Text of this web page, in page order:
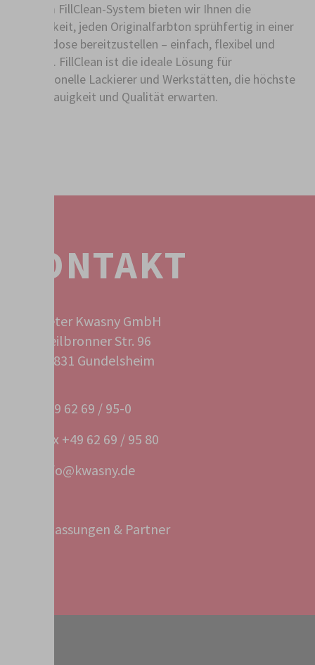
Mit dem FillClean-System bieten wir Ihnen die
Möglichkeit, jeden Originalfarbton sprühfertig in einer
Aerosoldose bereitzustellen – einfach, flexibel und
effizient. FillClean ist die ideale Lösung für
professionelle Lackierer und Werkstätten, die höchste
Farbgenauigkeit und Qualität erwarten.
KONTAKT
Peter Kwasny GmbH
Heilbronner Str. 96
74831 Gundelsheim
+49 62 69 / 95-0
Fax +49 62 69 / 95 80
info@kwasny.de
Niederlassungen & Partner